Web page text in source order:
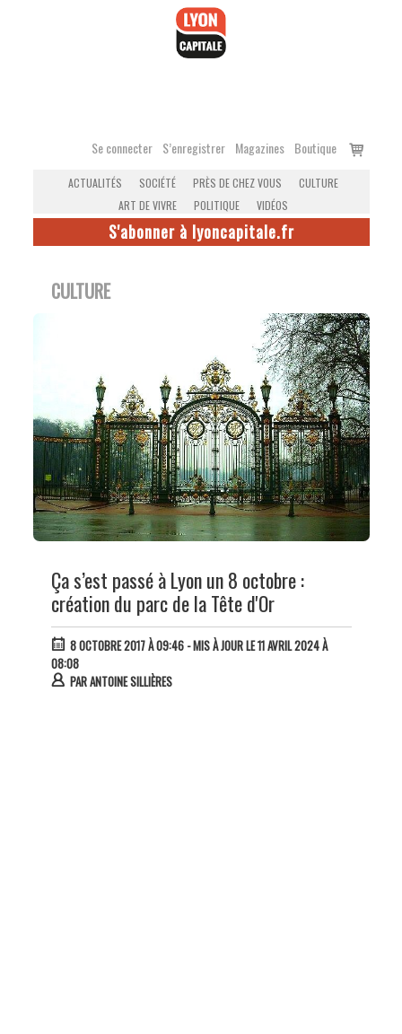
Se connecter S’enregistrer Magazines Boutique
Voir
ACTUALITÉS SOCIÉTÉ PRÈS DE CHEZ VOUS
CULTURE
ART DE VIVRE
POLITIQUE VIDÉOS
S'abonner à lyoncapitale.fr
CULTURE
Ça s’est passé à Lyon un 8 octobre :
création du parc de la Tête d'Or
8 OCTOBRE 2017 À 09:46- MIS À JOUR LE 11 AVRIL 2024 À
08:08
PARANTOINE SILLIÈRES